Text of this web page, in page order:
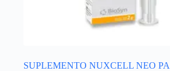
SUPLEMENTO NUXCELL NEO